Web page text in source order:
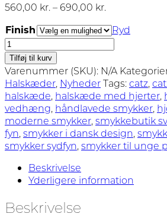
560,00 kr. – 690,00 kr.
til
Finish
Ryd
Pastel
Heart
-
Halskæde
antal
Tilføj til kurv
Varenummer (SKU): N/A
Halskæder, NyhederTags:catz,
halskæde, halskæde med hjerter,
vedhæng, håndlavede smykker,
moderne smykker, smykkebutik
fyn, smykker i dansk design,
smykker sydfyn, smykker til unge
Beskrivelse
Yderligere information
Beskrivelse